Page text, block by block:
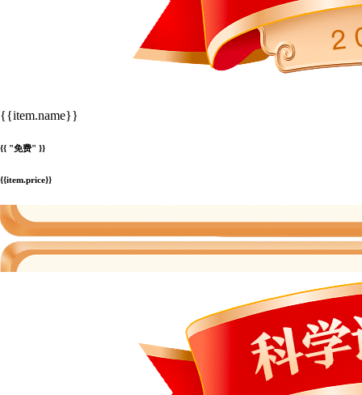
{{item.name}}
{{ "免费" }}
{{item.price}}